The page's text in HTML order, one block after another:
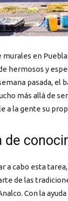
murales en
hermosos y
pasada, el
más allá de
a la gente su
de
a cabo esta
de las
Con la